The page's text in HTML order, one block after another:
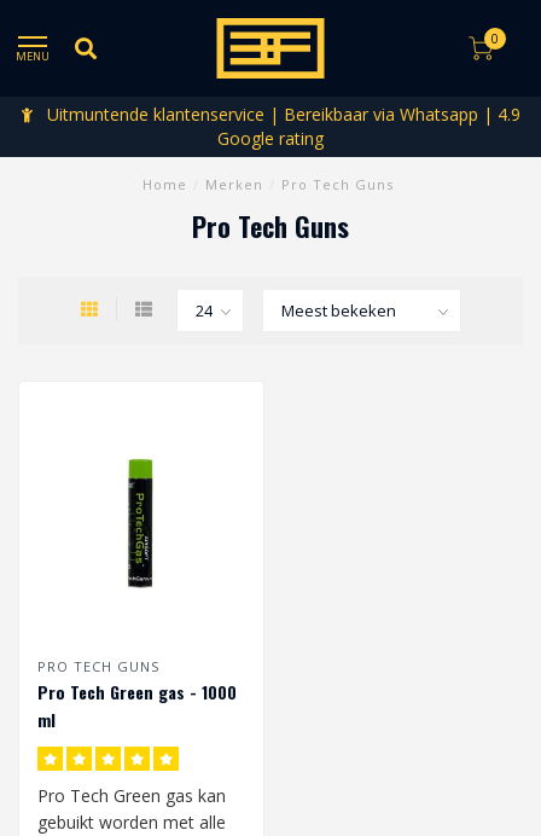
MENU
0
Uitmuntende klantenservice | Bereikbaar via Whatsapp | 4.9
Google rating
Home Merken Pro Tech Guns
Pro Tech Guns
PRO TECH GUNS
Pro Tech Green gas - 1000
ml
Pro Tech Green gas kan
gebuikt worden met alle